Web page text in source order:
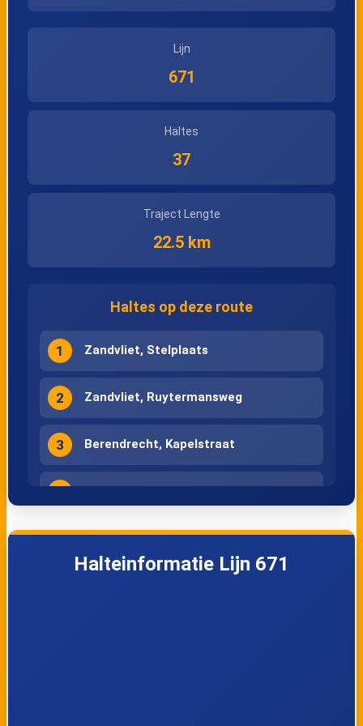
Lijn
671
Haltes
37
Traject Lengte
22.5 km
Haltes op deze route
1 Zandvliet, Stelplaats
2 Zandvliet, Ruytermansweg
3 Berendrecht, Kapelstraat
4 Berendrecht, Zandweg
5 Zandvliet, Antwerpsebaan
Halteinformatie Lijn 671